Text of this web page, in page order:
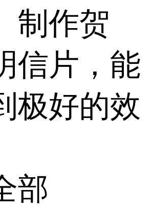
制作贺
信片，能
极好的效
部